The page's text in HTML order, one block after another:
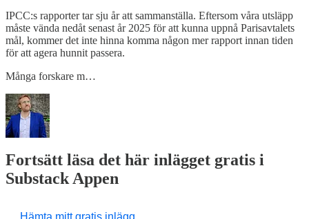
IPCC:s rapporter tar sju år att sammanställa. Eftersom våra utsläpp
måste vända nedåt senast år 2025 för att kunna uppnå Parisavtalets
mål, kommer det inte hinna komma någon mer rapport innan tiden
för att agera hunnit passera.
Många forskare m…
Fortsätt läsa det här inlägget gratis i
Substack Appen